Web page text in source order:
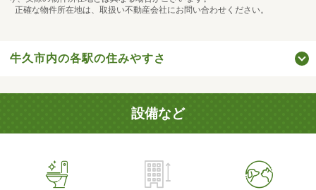
正確な物件所在地は、取扱い不動産会社にお問い合わせください。
牛久市内の各駅の住みやすさ
設備など